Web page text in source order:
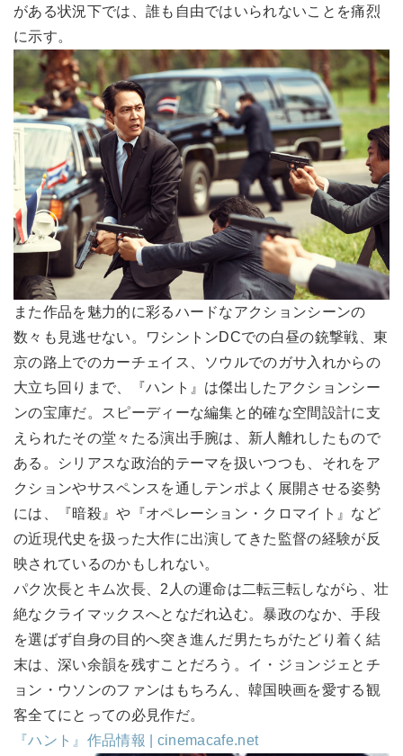
がある状況下では、誰も自由ではいられないことを痛烈
に示す。
また作品を魅力的に彩るハードなアクションシーンの
数々も見逃せない。ワシントンDCでの白昼の銃撃戦、東
京の路上でのカーチェイス、ソウルでのガサ入れからの
大立ち回りまで、『ハント』は傑出したアクションシー
ンの宝庫だ。スピーディーな編集と的確な空間設計に支
えられたその堂々たる演出手腕は、新人離れしたもので
ある。シリアスな政治的テーマを扱いつつも、それをア
クションやサスペンスを通しテンポよく展開させる姿勢
には、『暗殺』や『オペレーション・クロマイト』など
の近現代史を扱った大作に出演してきた監督の経験が反
映されているのかもしれない。
パク次長とキム次長、2人の運命は二転三転しながら、壮
絶なクライマックスへとなだれ込む。暴政のなか、手段
を選ばず自身の目的へ突き進んだ男たちがたどり着く結
末は、深い余韻を残すことだろう。イ・ジョンジェとチ
ョン・ウソンのファンはもちろん、韓国映画を愛する観
客全てにとっての必見作だ。
『ハント』作品情報 | cinemacafe.net